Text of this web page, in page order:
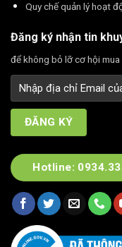
Quy chế quản lý hoạt
Đăng ký nhận tin
để không bỏ lỡ cơ hội
Hotline: